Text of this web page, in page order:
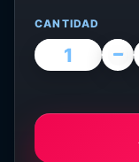
CANTIDAD